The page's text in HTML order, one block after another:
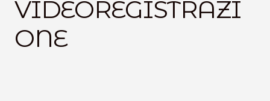
VIDEOREGISTRAZI
ONE